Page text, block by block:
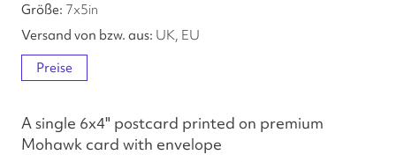
7x5in
UK, EU
Preise
A single 6x4" postcard printed on premium
Mohawk card with envelope